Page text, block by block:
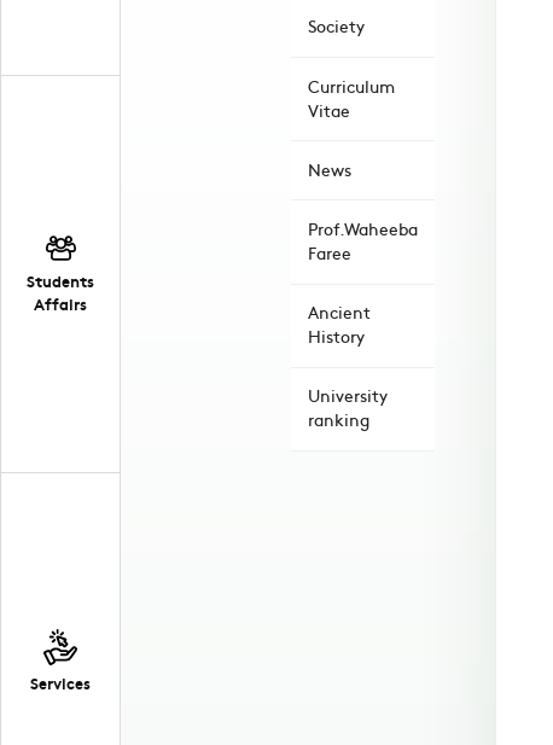
Students
Affairs
Services
Society
Curriculum
Vitae
News
Prof.Waheeba
Faree
Ancient
History
University
ranking